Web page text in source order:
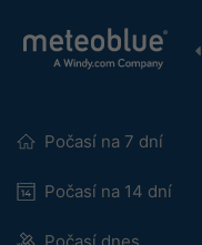
Počasí na 7 dní
Počasí na 14 dní